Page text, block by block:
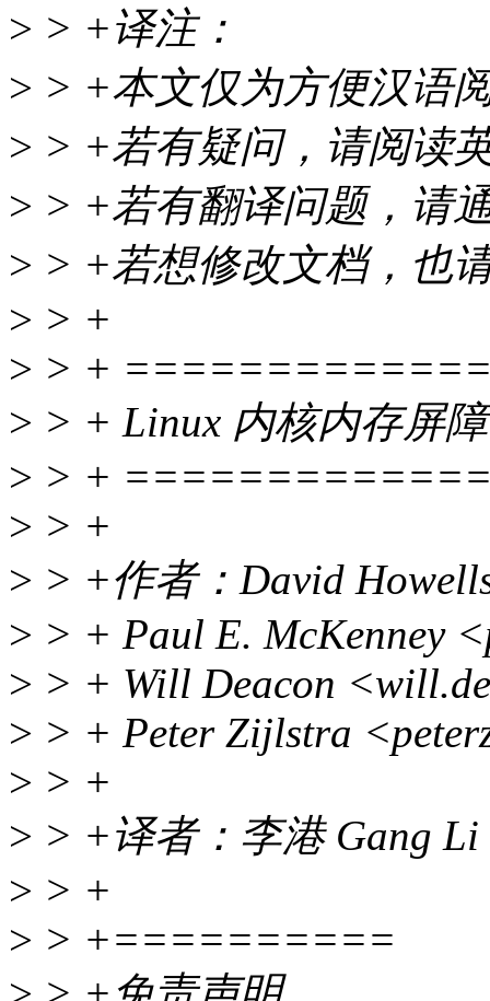
> > +译注：
> > +本文仅为方便汉语
> > +若有疑问，请阅读
> > +若有翻译问题，请
> > +若想修改文档，也
> > +
> > +
> > + Linux 内核内存屏障
> > +
> > +
> > +作者：David
> > + Paul E. McKenney
> > + Will Deacon
> > + Peter Zijlstra
> > +
> > +译者：李港 Gang Li
> > +
> > +==========